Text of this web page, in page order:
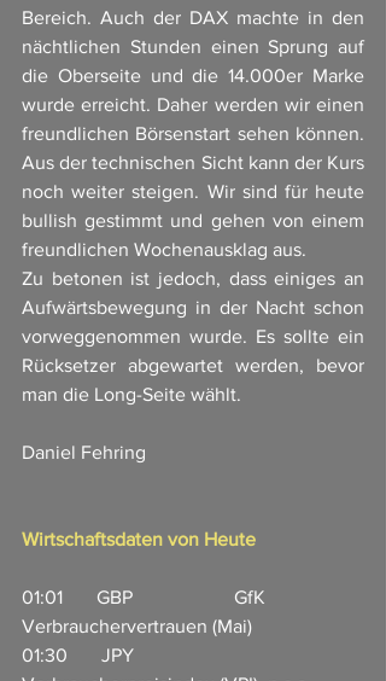
Bereich. Auch der DAX machte in den
nächtlichen Stunden einen Sprung auf
die Oberseite und die 14.000er Marke
wurde erreicht. Daher werden wir einen
freundlichen Börsenstart sehen können.
Aus der technischen Sicht kann der Kurs
noch weiter steigen. Wir sind für heute
bullish gestimmt und gehen von einem
freundlichen Wochenausklag aus.
Zu betonen ist jedoch, dass einiges an
Aufwärtsbewegung in der Nacht schon
vorweggenommen wurde. Es sollte ein
Rücksetzer abgewartet werden, bevor
man die Long-Seite wählt.
Daniel Fehring
Wirtschaftsdaten von Heute
01:01       GBP                     GfK
Verbrauchervertrauen (Mai)
01:30       JPY